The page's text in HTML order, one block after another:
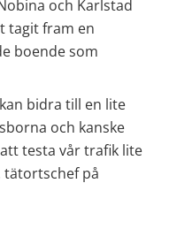
och Karlstad
tagit fram en
boende som
bidra till en lite
och kanske
testa vår trafik lite
tätortschef på